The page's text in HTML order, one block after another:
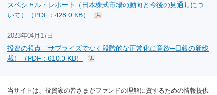
スペシャル・レポート（日本株式市場の動向と今後の見通しにつ
いて）（PDF：428.0 KB）
2023年04月17日
投資の視点（サプライズでなく段階的な正常化に意欲─日銀の新総
裁）（PDF：610.0 KB）
当サイトは、投資家の皆さまがファンドの理解に資するための情報提供